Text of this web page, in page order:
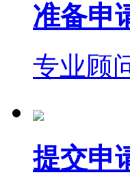
准备申
专业顾
提交申